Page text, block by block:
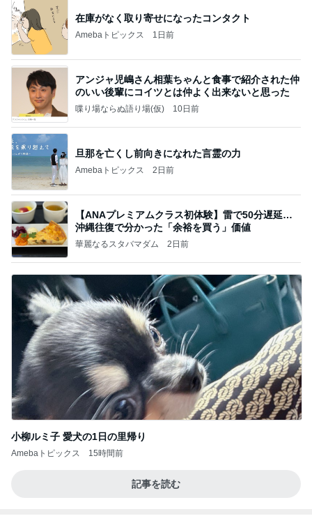
在庫がなく取り寄せになったコンタクト
Amebaトピックス 1日前
アンジャ児嶋さん相葉ちゃんと食事で紹介された仲
のいい後輩にコイツとは仲よく出来ないと思った
喋り場ならぬ語り場(仮) 10日前
旦那を亡くし前向きになれた言霊の力
Amebaトピックス 2日前
【ANAプレミアムクラス初体験】雷で50分遅延…
沖縄往復で分かった「余裕を買う」価値
華麗なるスタバマダム 2日前
小柳ルミ子 愛犬の1日の里帰り
Amebaトピックス 15時間前
記事を読む